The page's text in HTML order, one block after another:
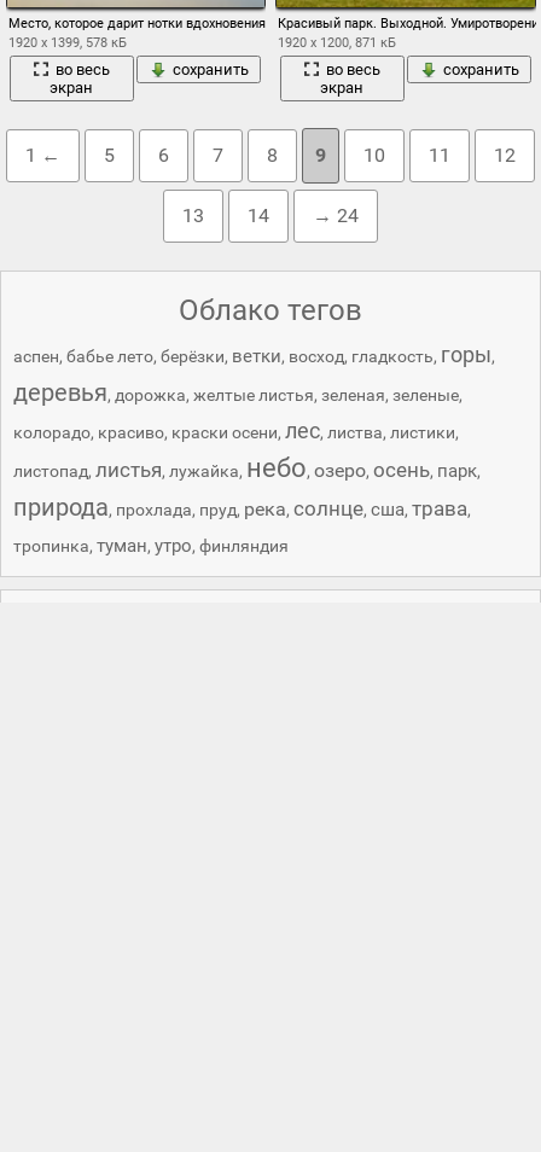
Место, которое дарит нотки вдохновения
1920 x 1399, 578 кБ
во весь
экран
сохранить
Красивый парк. Выходной.
1920 x 1200, 871 кБ
во весь
экран
сохранить
1 ← 5 6 7 8 9 10 11 12
13 14 → 24
Облако тегов
аспен, бабье лето, берёзки, ветки, восход, гладкость, горы,
деревья, дорожка, желтые листья, зеленая, зеленые,
колорадо, красиво, краски осени, лес, листва, листики,
листопад, листья, лужайка, небо, озеро, осень, парк,
природа, прохлада, пруд, река, солнце, сша, трава,
тропинка, туман, утро, финляндия